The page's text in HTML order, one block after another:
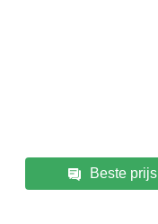
Beste prijs